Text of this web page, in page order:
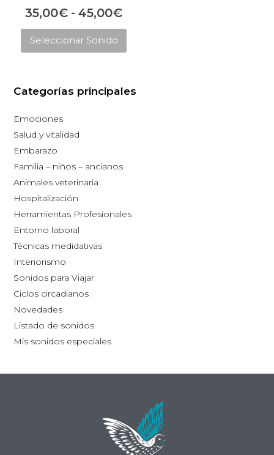
35,00€ - 45,00€Rango
de
precios:
35,00€
Seleccionar Sonido
Este
variantes.
página
Categorías principales
Emociones
Salud y vitalidad
Embarazo
Familia – niños – ancianos
Animales veterinaria
Hospitalización
Herramientas Profesionales
Entorno laboral
Técnicas medidativas
Interiorismo
Sonidos para Viajar
Ciclos circadianos
Novedades
Listado de sonidos
Mis sonidos especiales